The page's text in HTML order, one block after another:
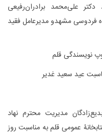
علی‌محمد برادران‌رفیعی
فردوسی مشهدو مدیرعامل فقید
بدیع‌زادگان مدیریت محترم نهاد
عمومی قلم به مناسبت روز